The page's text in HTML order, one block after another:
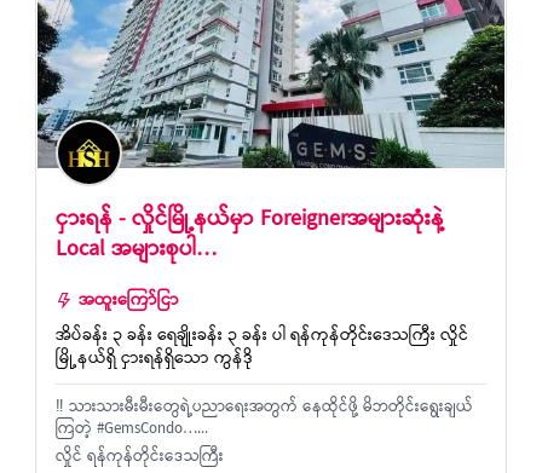
ငှားရန် - လှိုင်မြို့နယ်မှာ Foreignerအများဆုံးနဲ့
Local အများစုပါ…
အထူးကြော်ငြာ
အိပ်ခန်း ၃ ခန်း ရေချိုးခန်း ၃ ခန်း ပါ ရန်ကုန်တိုင်းဒေသကြီး လှိုင်
မြို့နယ်ရှိ ငှားရန်ရှိသော ကွန်ဒို
‼️ သားသားမီးမီးတွေရဲ့ပညာရေးအတွက် နေထိုင်ဖို့ မိဘတိုင်း​ရွေးချယ်
ကြတဲ့ #GemsCondo…...
လှိုင် ရန်ကုန်တိုင်းဒေသကြီး